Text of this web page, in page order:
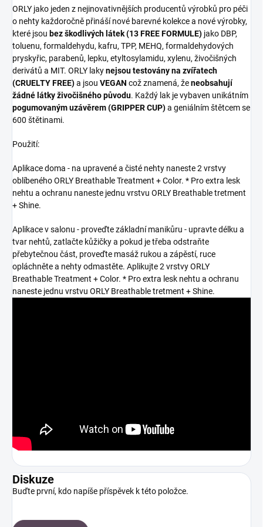
ORLY jako jeden z nejinovativnějších producentů výrobků pro péči
o nehty každoročně přináší nové barevné kolekce a nové výrobky,
které jsou bez škodlivých látek (13 FREE FORMULE) jako DBP,
toluenu, formaldehydu, kafru, TPP, MEHQ, formaldehydových
pryskyřic, parabenů, lepku, etyltosylamidu, xylenu, živočišných
derivátů a MIT. ORLY lakynejsou testovány na zvířatech
(CRUELTY FREE)a jsou VEGAN což znamená, ženeobsahují
žádné látky živočišného původu. Každý lak je vybaven unikátním
pogumovaným uzávěrem (GRIPPER CUP)a geniálním štětcem se
600 štětinami.
Použití:
Aplikace doma - na upravené a čisté nehty naneste 2 vrstvy
oblíbeného ORLY Breathable Treatment + Color. * Pro extra lesk
nehtu a ochranu naneste jednu vrstvu ORLY Breathable tretment
+ Shine.
Aplikace v salonu - proveďte základní manikůru - upravte délku a
tvar nehtů, zatlačte kůžičky a pokud je třeba odstraňte
přebytečnou část, proveďte masáž rukou a zápěstí, ruce
opláchněte a nehty odmastěte. Aplikujte 2 vrstvy ORLY
Breathable Treatment + Color. * Pro extra lesk nehtu a ochranu
naneste jednu vrstvu ORLY Breathable tretment + Shine.
Diskuze
Buďte první, kdo napíše příspěvek k této položce.